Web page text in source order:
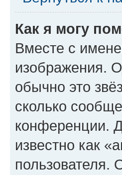
Как я могу
Вместе с
изображения.
обычно это
сколько
конференции.
известно как
пользователя.